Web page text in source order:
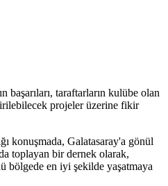
başarıları, taraftarların kulübe olan
projeler üzerine fikir
konuşmada, Galatasaray'a gönül
toplayan bir dernek olarak,
bölgede en iyi şekilde yaşatmaya